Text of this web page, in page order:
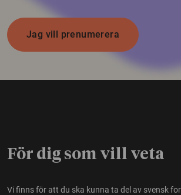
Jag vill prenumerera
För dig som vill veta
Vi finns för att du ska kunna ta del av svensk